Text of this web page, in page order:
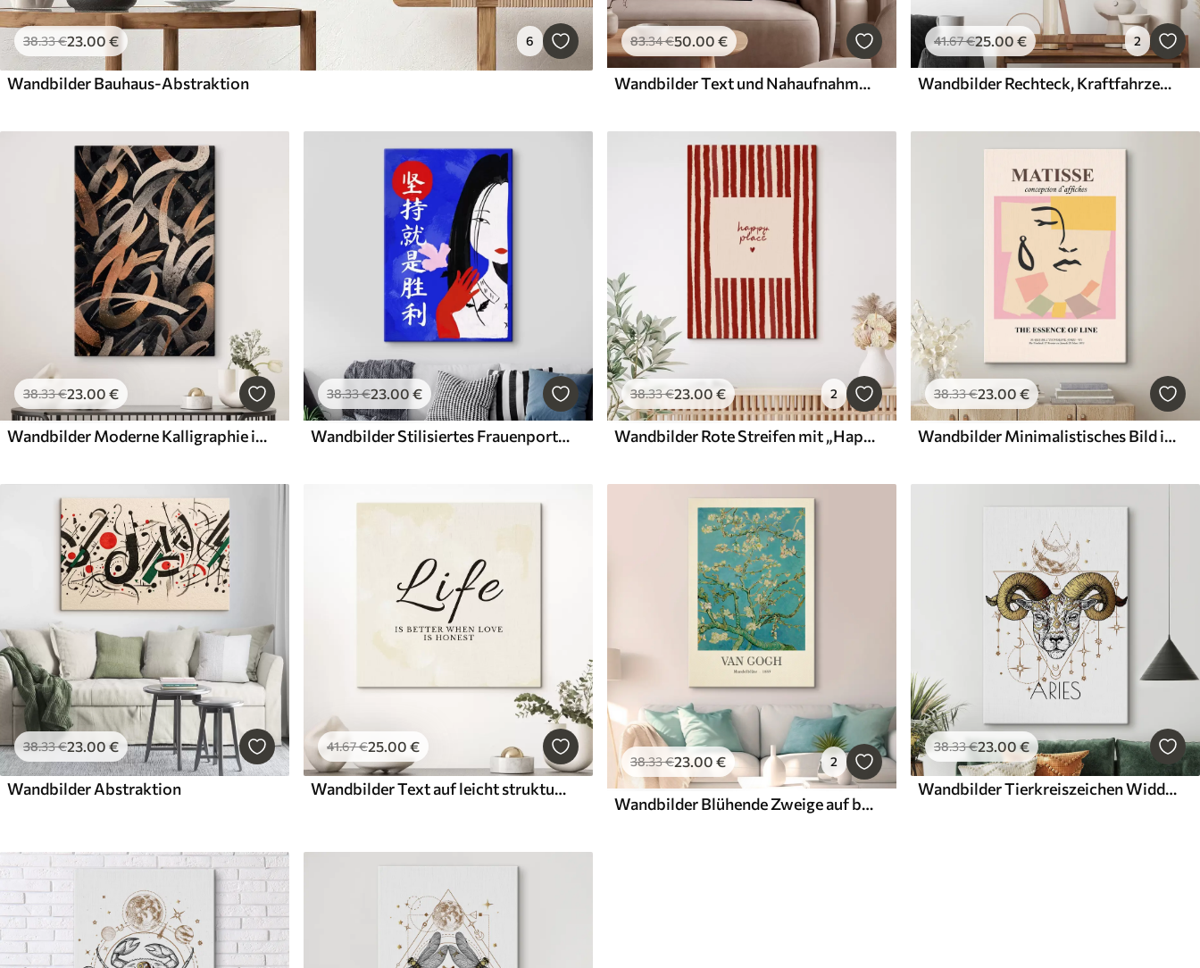
38.33€23.00 € 6
Wandbilder Bauhaus-Abstraktion
83.34€50.00 €
Wandbilder Text und Nahaufnahme einer weißen Blume
41.67€25.00 € 2
Wandbilder Rechteck, Kraftfahrzeug und Schriftart
38.33€23.00 €
Wandbilder Moderne Kalligraphie im Graffiti-Stil
38.33€23.00 €
Wandbilder Stilisiertes Frauenporträt mit blauem Hintergrund und Text
38.33€23.00 € 2
Wandbilder Rote Streifen mit „Happy Place“-Text
38.33€23.00 €
Wandbilder Minimalistisches Bild im Stil von Henri Matisse
38.33€23.00 €
Wandbilder Abstraktion
41.67€25.00 €
Wandbilder Text auf leicht strukturiertem Hintergrund
38.33€23.00 € 2
Wandbilder Blühende Zweige auf blauem Hintergrund
38.33€23.00 €
Wandbilder Tierkreiszeichen Widder